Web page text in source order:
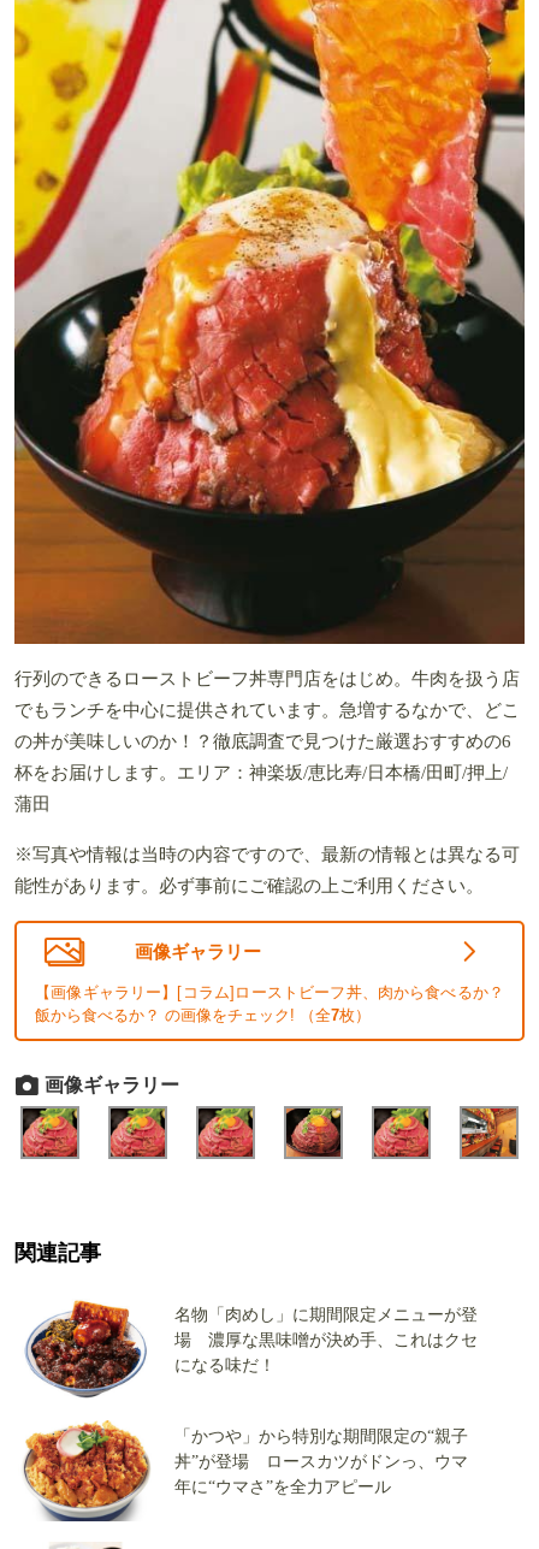
行列のできるローストビーフ丼専門店をはじめ。牛肉を扱う店
でもランチを中心に提供されています。急増するなかで、どこ
の丼が美味しいのか！？徹底調査で見つけた厳選おすすめの6
杯をお届けします。エリア：神楽坂/恵比寿/日本橋/田町/押上/
蒲田
※写真や情報は当時の内容ですので、最新の情報とは異なる可
能性があります。必ず事前にご確認の上ご利用ください。
画像ギャラリー
【画像ギャラリー】[コラム]ローストビーフ丼、肉から食べるか？
飯から食べるか？ の画像をチェック! （全7枚）
画像ギャラリー
関連記事
名物「肉めし」に期間限定メニューが登
場 濃厚な黒味噌が決め手、これはクセ
になる味だ！
「かつや」から特別な期間限定の“親子
丼”が登場 ロースカツがドンっ、ウマ
年に“ウマさ”を全力アピール